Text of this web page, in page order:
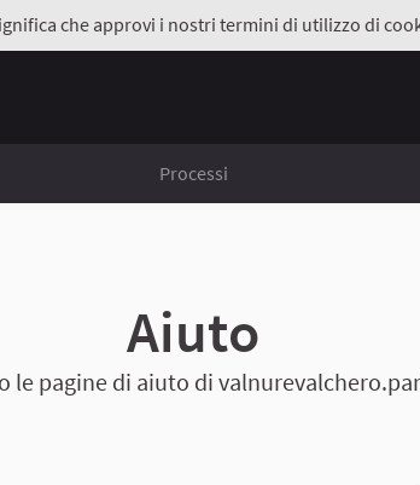
che approvi i nostri termini di utilizzo di
Processi
Aiuto
le pagine di aiuto di